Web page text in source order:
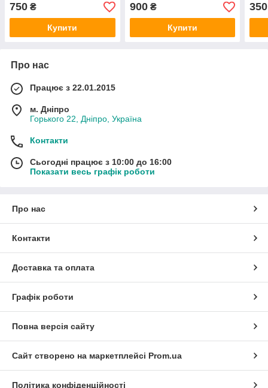
750 ₴
Купити
900₴
Купити
350
Про нас
Працює з 22.01.2015
м. Дніпро
Горького 22, Дніпро, Україна
Контакти
Сьогодні працює з 10:00 до 16:00
Показати весь графік роботи
Про нас
Контакти
Доставка та оплата
Графік роботи
Повна версія сайту
Сайт створено на маркетплейсі Prom.ua
Політика конфіденційності